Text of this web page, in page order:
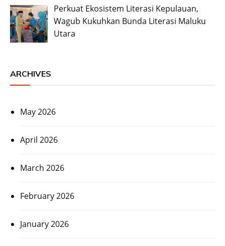
Perkuat Ekosistem Literasi Kepulauan,
Wagub Kukuhkan Bunda Literasi Maluku
Utara
ARCHIVES
May 2026
April 2026
March 2026
February 2026
January 2026